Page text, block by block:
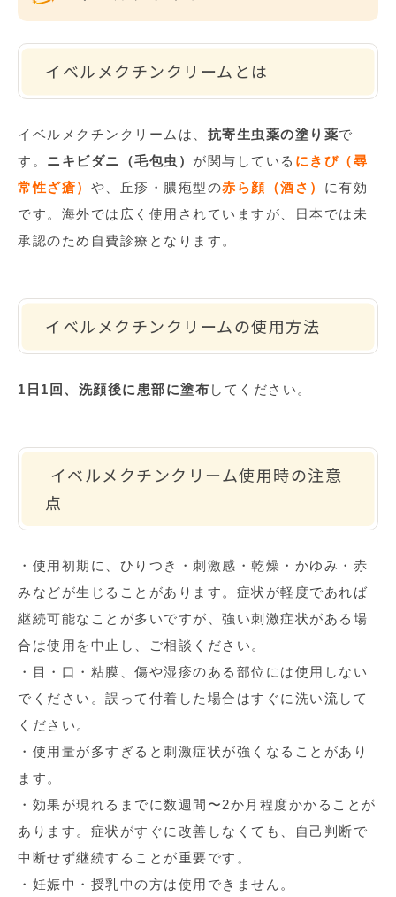
イベルメクチンクリームとは
イベルメクチンクリームは、 抗寄生虫薬の塗り薬で
す。 ニキビダニ（毛包虫） が関与している にきび（尋
常性ざ瘡） や、丘疹・膿疱型の赤ら顔（酒さ） に有効
です。海外では広く使用されていますが、日本では未
承認のため自費診療となります。
イベルメクチンクリームの使用方法
1日1回、洗顔後に患部に塗布 してください。
イベルメクチンクリーム使用時の注意
点
・使用初期に、ひりつき・刺激感・乾燥・かゆみ・赤
みなどが生じることがあります。症状が軽度であれば
継続可能なことが多いですが、強い刺激症状がある場
合は使用を中止し、ご相談ください。
・目・口・粘膜、傷や湿疹のある部位には使用しない
でください。誤って付着した場合はすぐに洗い流して
ください。
・使用量が多すぎると刺激症状が強くなることがあり
ます。
・効果が現れるまでに数週間〜2か月程度かかることが
あります。症状がすぐに改善しなくても、自己判断で
中断せず継続することが重要です。
・妊娠中・授乳中の方は使用できません。